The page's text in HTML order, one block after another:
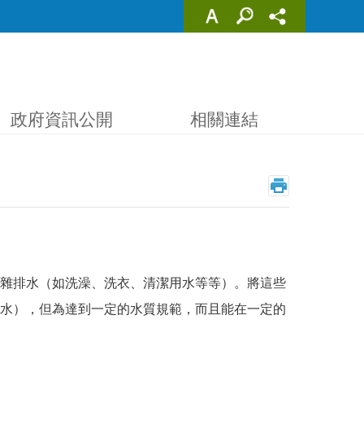
政府資訊公開 相關連結
排水（如洗澡、洗衣、清潔用水等等）。將這些
），但為達到一定的水質規範，而且能在一定的